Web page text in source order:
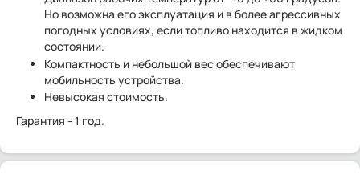
Но возможна его эксплуатация и в более агрессивных
погодных условиях, если топливо находится в жидком
состоянии.
Компактность и небольшой вес обеспечивают
мобильность устройства.
Невысокая стоимость.
Гарантия - 1 год.